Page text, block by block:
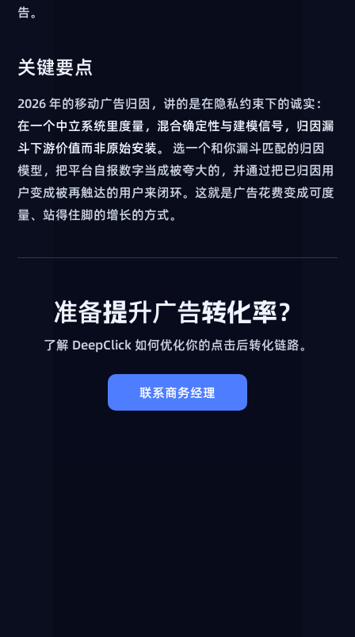
告。
关键要点
2026 年的移动广告归因，讲的是在隐私约束下的诚实：
在一个中立系统里度量，混合确定性与建模信号，归因漏
斗下游价值而非原始安装。
选一个和你漏斗匹配的归因
模型，把平台自报数字当成被夸大的，并通过把已归因用
户变成被再触达的用户来闭环。这就是广告花费变成可度
量、站得住脚的增长的方式。
准备提升广告转化率？
了解 DeepClick 如何优化你的点击后转化链路。
联系商务经理